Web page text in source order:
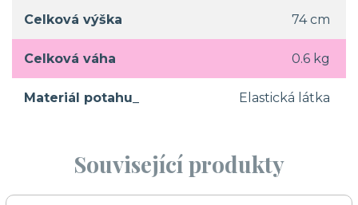
Celková výška 74 cm
Celková váha 0.6 kg
Materiál potahu_ Elastická látka
Související produkty